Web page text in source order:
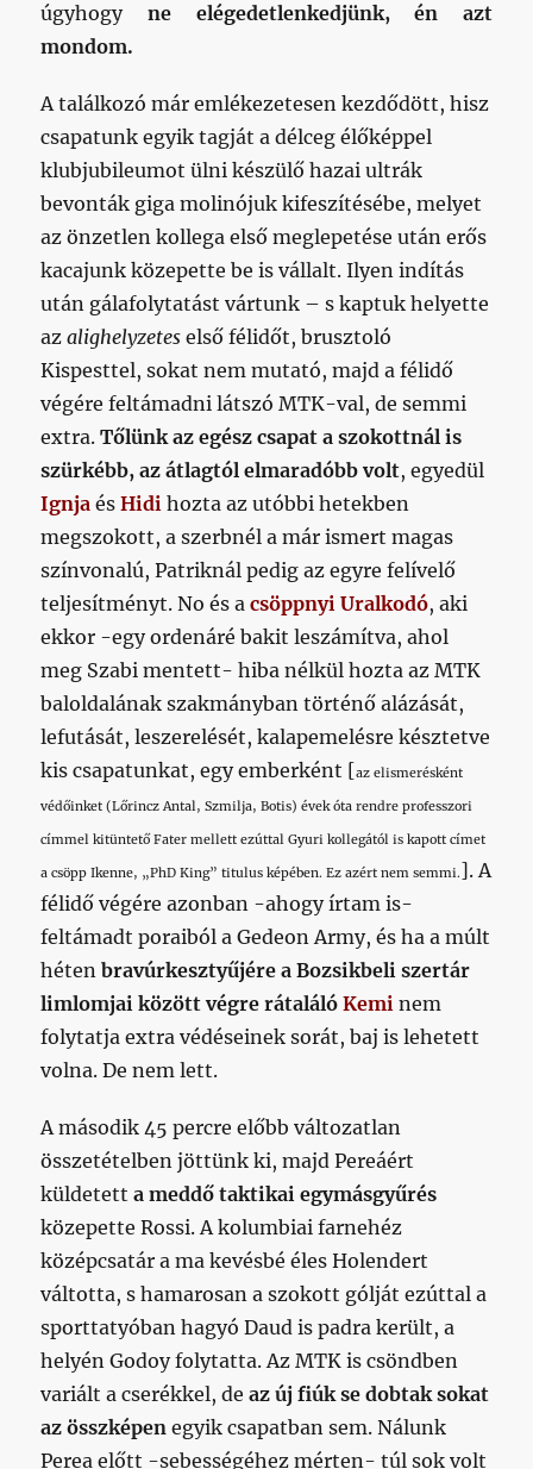
úgyhogy ne elégedetlenkedjünk, én azt
mondom.
A találkozó már emlékezetesen kezdődött, hisz
csapatunk egyik tagját a délceg élőképpel
klubjubileumot ülni készülő hazai ultrák
bevonták giga molinójuk kifeszítésébe, melyet
az önzetlen kollega első meglepetése után erős
kacajunk közepette be is vállalt. Ilyen indítás
után gálafolytatást vártunk – s kaptuk helyette
azalighelyzetes első félidőt, brusztoló
Kispesttel, sokat nem mutató, majd a félidő
végére feltámadni látszó MTK-val, de semmi
extra.Tőlünk az egész csapat a szokottnál is
szürkébb, az átlagtól elmaradóbb volt, egyedül
Ignja ésHidi hozta az utóbbi hetekben
megszokott, a szerbnél a már ismert magas
színvonalú, Patriknál pedig az egyre felívelő
teljesítményt. No és acsöppnyi Uralkodó, aki
ekkor -egy ordenáré bakit leszámítva, ahol
meg Szabi mentett- hiba nélkül hozta az MTK
baloldalának szakmányban történő alázását,
lefutását, leszerelését, kalapemelésre késztetve
kis csapatunkat, egy emberként [az elismerésként
védőinket (Lőrincz Antal, Szmilja, Botis) évek óta rendre professzori
címmel kitüntető Fater mellett ezúttal Gyuri kollegától is kapott címet
a csöpp Ikenne, „PhD King” titulus képében. Ez azért nem semmi.]. A
félidő végére azonban -ahogy írtam is-
feltámadt poraiból a Gedeon Army, és ha a múlt
hétenbravúrkesztyűjére a Bozsikbeli szertár
limlomjai között végre rátalálóKemi nem
folytatja extra védéseinek sorát, baj is lehetett
volna. De nem lett.
A második 45 percre előbb változatlan
összetételben jöttünk ki, majd Pereáért
küldetetta meddő taktikai egymásgyűrés
közepette Rossi. A kolumbiai farnehéz
középcsatár a ma kevésbé éles Holendert
váltotta, s hamarosan a szokott gólját ezúttal a
sporttatyóban hagyó Daud is padra került, a
helyén Godoy folytatta. Az MTK is csöndben
variált a cserékkel, deaz új fiúk se dobtak sokat
az összképen egyik csapatban sem. Nálunk
Perea előtt -sebességéhez mérten- túl sok volt